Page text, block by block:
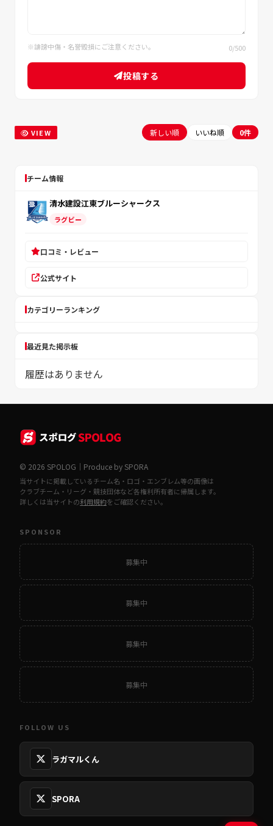
※誹謗中傷・名誉毀損にご注意ください。 0/500
投稿する
VIEW 新しい順 いいね順 0件
チーム情報
清水建設江東ブルーシャークス
ラグビー
口コミ・レビュー
公式サイト
カテゴリーランキング
最近見た掲示板
履歴はありません
© 2026 SPOLOG｜Produce by SPORA
当サイトに掲載しているチーム名・ロゴ・エンブレム等の画像は
クラブチーム・リーグ・競技団体など各権利所有者に帰属します。
詳しくは当サイトの利用規約をご確認ください。
SPONSOR
募集中
募集中
募集中
募集中
FOLLOW US
ラガマルくん
SPORA